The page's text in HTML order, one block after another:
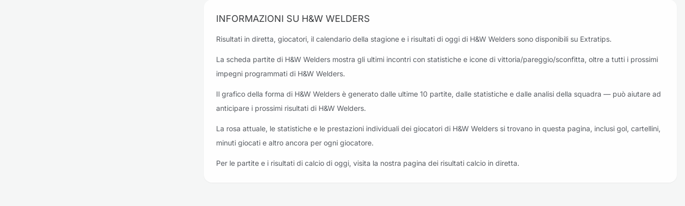
INFORMAZIONI SU H&W WELDERS
Risultati in diretta, giocatori, il calendario della stagione e i risultati di oggi di H&W Welders sono disponibili su Extratips.
La scheda partite di H&W Welders mostra gli ultimi incontri con statistiche e icone di vittoria/pareggio/sconfitta, oltre a tutti i prossimi
impegni programmati di H&W Welders.
Il grafico della forma di H&W Welders è generato dalle ultime 10 partite, dalle statistiche e dalle analisi della squadra — può aiutare ad
anticipare i prossimi risultati di H&W Welders.
La rosa attuale, le statistiche e le prestazioni individuali dei giocatori di H&W Welders si trovano in questa pagina, inclusi gol, cartellini,
minuti giocati e altro ancora per ogni giocatore.
Per le partite e i risultati di calcio di oggi, visita la nostra pagina dei risultati calcio in diretta.